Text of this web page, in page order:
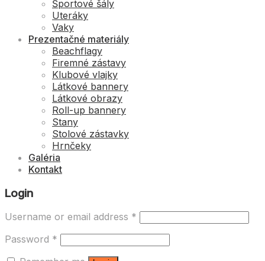
Športové šály
Uteráky
Vaky
Prezentačné materiály
Beachflagy
Firemné zástavy
Klubové vlajky
Látkové bannery
Látkové obrazy
Roll-up bannery
Stany
Stolové zástavky
Hrnčeky
Galéria
Kontakt
Login
Username or email address *
Password *